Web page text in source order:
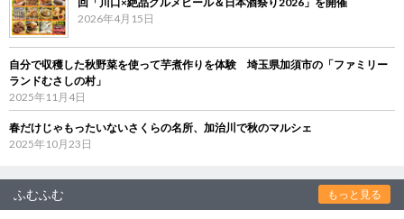
2026年4月15日
自分で収穫した秋野菜を使って芋煮作りを体験 埼玉県加須市の「ファミリー
ランドむさしの村」
2025年11月4日
春だけじゃもったいないさくらの名所、加治川で秋のマルシェ
2025年10月23日
ふむふむ もっと見る